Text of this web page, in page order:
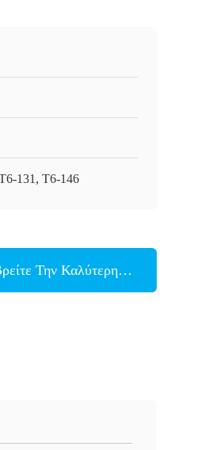
131, T6-146
Την Καλύτερη Τιμή